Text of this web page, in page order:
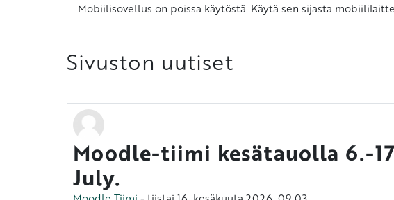
Mobiilisovellus on poissa käytöstä. Käytä sen sijasta
Sivuston uutiset
Moodle-tiimi kesätauolla 6.-
July.